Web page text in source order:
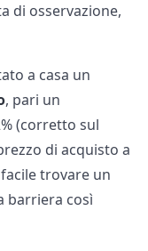
di osservazione,
a casa un
, pari un
(corretto sul
di acquisto a
trovare un
barriera così